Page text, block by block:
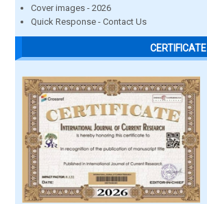
Cover images - 2026
Quick Response - Contact Us
CERTIFICATE